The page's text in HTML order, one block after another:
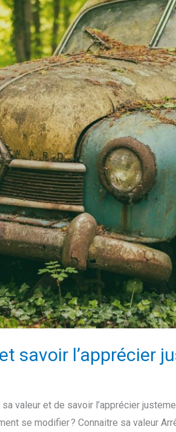
savoir l’apprécier
valeur et de savoir l’apprécier
se modifier ? Connaitre sa valeur